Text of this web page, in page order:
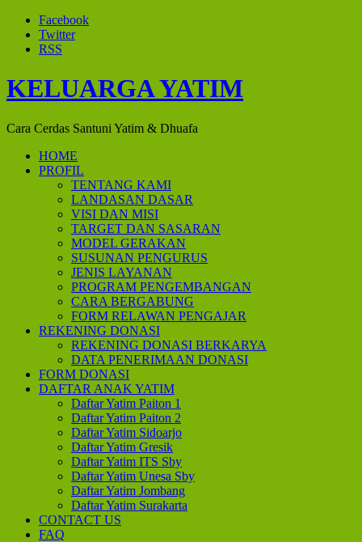
Facebook
Twitter
RSS
KELUARGA YATIM
Cara Cerdas Santuni Yatim & Dhuafa
HOME
PROFIL
TENTANG KAMI
LANDASAN DASAR
VISI DAN MISI
TARGET DAN SASARAN
MODEL GERAKAN
SUSUNAN PENGURUS
JENIS LAYANAN
PROGRAM PENGEMBANGAN
CARA BERGABUNG
FORM RELAWAN PENGAJAR
REKENING DONASI
REKENING DONASI BERKARYA
DATA PENERIMAAN DONASI
FORM DONASI
DAFTAR ANAK YATIM
Daftar Yatim Paiton 1
Daftar Yatim Paiton 2
Daftar Yatim Sidoarjo
Daftar Yatim Gresik
Daftar Yatim ITS Sby
Daftar Yatim Unesa Sby
Daftar Yatim Jombang
Daftar Yatim Surakarta
CONTACT US
FAQ